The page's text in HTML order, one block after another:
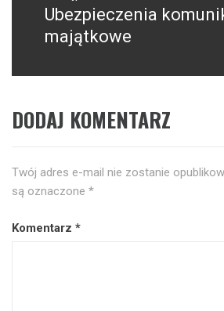
Następny
post:
Ubezpieczenia
majątkowe
DODAJ KOMENTARZ
Twój adres e-mail nie zostanie
są oznaczone *
Komentarz *